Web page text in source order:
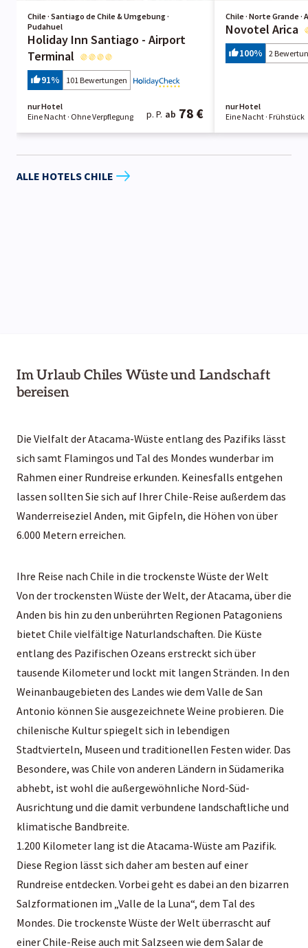
Chile · Santiago de Chile & Umgebung ·
Pudahuel
Holiday Inn Santiago - Airport
Terminal
91% 101 Bewertungen
nur Hotel
Eine Nacht · Ohne Verpflegung p. P. ab 78 €
Chile · Norte Grande ·
Novotel Arica
100% 2
nur Hotel
Eine Nacht · Frühstück
ALLE HOTELS CHILE
Im Urlaub Chiles Wüste und Landschaft
bereisen
Die Vielfalt der Atacama-Wüste entlang des Pazifiks lässt
sich samt Flamingos und Tal des Mondes wunderbar im
Rahmen einer Rundreise erkunden. Keinesfalls entgehen
lassen sollten Sie sich auf Ihrer Chile-Reise außerdem das
Wanderreiseziel Anden, mit Gipfeln, die Höhen von über
6.000 Metern erreichen.
Ihre Reise nach Chile in die trockenste Wüste der Welt
Von der trockensten Wüste der Welt, der Atacama, über die
Anden bis hin zu den unberührten Regionen Patagoniens
bietet Chile vielfältige Naturlandschaften. Die Küste
entlang des Pazifischen Ozeans erstreckt sich über
tausende Kilometer und lockt mit langen Stränden. In den
Weinanbaugebieten des Landes wie dem Valle de San
Antonio können Sie ausgezeichnete Weine probieren. Die
chilenische Kultur spiegelt sich in lebendigen
Stadtvierteln, Museen und traditionellen Festen wider. Das
Besondere, was Chile von anderen Ländern in Südamerika
abhebt, ist wohl die außergewöhnliche Nord-Süd-
Ausrichtung und die damit verbundene landschaftliche und
klimatische Bandbreite.
1.200 Kilometer lang ist die Atacama-Wüste am Pazifik.
Diese Region lässt sich daher am besten auf einer
Rundreise entdecken. Vorbei geht es dabei an den bizarren
Salzformationen im „Valle de la Luna“, dem Tal des
Mondes. Die trockenste Wüste der Welt überrascht auf
einer Chile-Reise auch mit Salzseen wie dem Salar de